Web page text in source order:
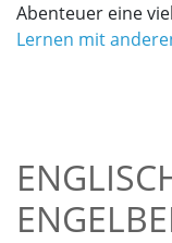
Abenteuer eine
Lernen mit